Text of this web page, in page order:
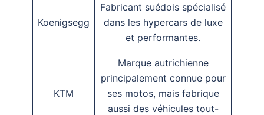
Koenigsegg
Fabricant suédois spécialisé
dans les hypercars de luxe
et performantes.
KTM
Marque autrichienne
principalement connue pour
ses motos, mais fabrique
aussi des véhicules tout-